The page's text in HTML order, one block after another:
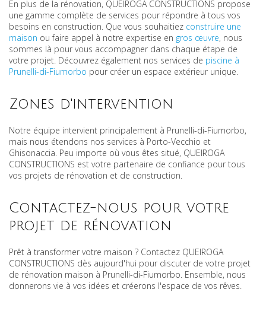
En plus de la rénovation, QUEIROGA CONSTRUCTIONS propose
une gamme complète de services pour répondre à tous vos
besoins en construction. Que vous souhaitiez construire une
maison ou faire appel à notre expertise en gros œuvre, nous
sommes là pour vous accompagner dans chaque étape de
votre projet. Découvrez également nos services de piscine à
Prunelli-di-Fiumorbo pour créer un espace extérieur unique.
Zones d'intervention
Notre équipe intervient principalement à Prunelli-di-Fiumorbo,
mais nous étendons nos services à Porto-Vecchio et
Ghisonaccia. Peu importe où vous êtes situé, QUEIROGA
CONSTRUCTIONS est votre partenaire de confiance pour tous
vos projets de rénovation et de construction.
Contactez-nous pour votre
projet de rénovation
Prêt à transformer votre maison ? Contactez QUEIROGA
CONSTRUCTIONS dès aujourd'hui pour discuter de votre projet
de rénovation maison à Prunelli-di-Fiumorbo. Ensemble, nous
donnerons vie à vos idées et créerons l'espace de vos rêves.